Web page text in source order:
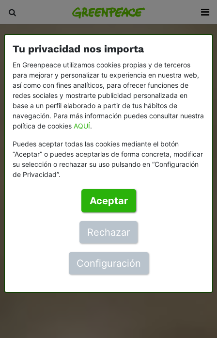
Tu privacidad nos importa
En Greenpeace utilizamos cookies propias y de terceros
para mejorar y personalizar tu experiencia en nuestra web,
así como con fines analíticos, para ofrecer funciones de
redes sociales y mostrarte publicidad personalizada en
base a un perfil elaborado a partir de tus hábitos de
navegación. Para más información puedes consultar nuestra
política de cookies AQUÍ.
Puedes aceptar todas las cookies mediante el botón
“Aceptar” o puedes aceptarlas de forma concreta, modificar
su selección o rechazar su uso pulsando en “Configuración
de Privacidad”.
Aceptar
Rechazar
Configuración